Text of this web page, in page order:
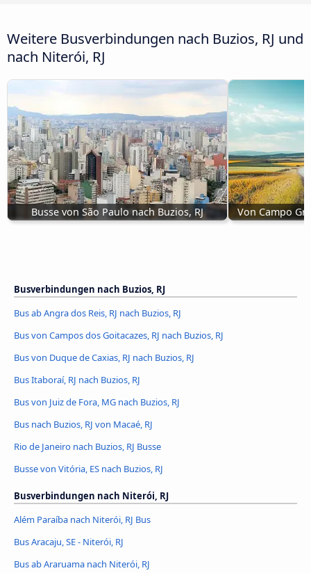
Weitere Busverbindungen nach Buzios, RJ und
nach Niterói, RJ
Busse von São Paulo nach Buzios, RJ Von Campo
Busverbindungen nach Buzios, RJ
Bus ab Angra dos Reis, RJ nach Buzios, RJ
Bus von Campos dos Goitacazes, RJ nach Buzios, RJ
Bus von Duque de Caxias, RJ nach Buzios, RJ
Bus Itaboraí, RJ nach Buzios, RJ
Bus von Juiz de Fora, MG nach Buzios, RJ
Bus nach Buzios, RJ von Macaé, RJ
Rio de Janeiro nach Buzios, RJ Busse
Busse von Vitória, ES nach Buzios, RJ
Busverbindungen nach Niterói, RJ
Além Paraíba nach Niterói, RJ Bus
Bus Aracaju, SE - Niterói, RJ
Bus ab Araruama nach Niterói, RJ